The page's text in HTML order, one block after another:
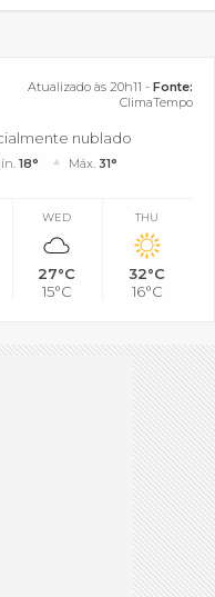
Atualizado às 20h11 - Fonte:
ClimaTempo
nublado
18° Máx. 31°
WED
27°C
15°C
THU
32°C
16°C